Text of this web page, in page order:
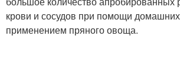
Чесночная настойка
крови и сосудов при помощи
применением пряного овоща.